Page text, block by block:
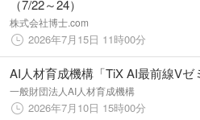
（7/22～24）
株式会社博士.com
2026年7月15日 11時00分
AI人材育成機構「TiX AI最前線Vゼ
一般財団法人AI人材育成機構
2026年7月10日 15時00分